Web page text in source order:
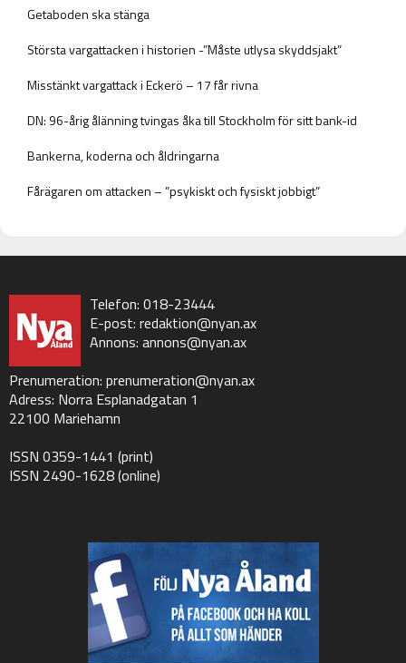
Getaboden ska stänga
Största vargattacken i historien -”Måste utlysa skyddsjakt”
Misstänkt vargattack i Eckerö – 17 får rivna
DN: 96-årig ålänning tvingas åka till Stockholm för sitt bank-id
Bankerna, koderna och åldringarna
Fårägaren om attacken – ”psykiskt och fysiskt jobbigt”
Telefon: 018-23444
E-post: redaktion@nyan.ax
Annons: annons@nyan.ax
Prenumeration: prenumeration@nyan.ax
Adress: Norra Esplanadgatan 1
22100 Mariehamn
ISSN 0359-1441 (print)
ISSN 2490-1628 (online)